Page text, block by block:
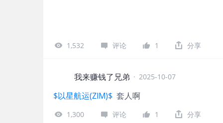
1,532 评论 1 分享
我来赚钱了兄弟 · 2025-10-07
$以星航运(ZIM)$ 套人啊
1,300 评论 1 分享